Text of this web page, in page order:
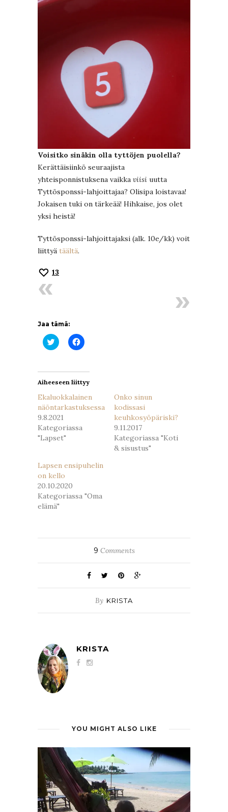
Voisitko sinäkin olla tyttöjen puolella?
Kerättäisiinkö seuraajista
yhteisponnistuksena vaikka viisi uutta
Tyttösponssi-lahjoittajaa? Olisipa loistavaa!
Jokaisen tuki on tärkeää! Hihkaise, jos olet
yksi heistä!
Tyttösponssi-lahjoittajaksi (alk. 10e/kk) voit
liittyä täältä.
13
Jaa tämä:
Jaa
Twitterissä(Avautuu
Jaa
Facebookissa(Avautuu
Aiheeseen liittyy
Ekaluokkalainen
näöntarkastuksessa
9.8.2021
Kategoriassa
"Lapset"
Onko sinun
kodissasi
keuhkosyöpäriski?
9.11.2017
Kategoriassa "Koti
& sisustus"
Lapsen ensipuhelin
on kello
20.10.2020
Kategoriassa "Oma
elämä"
9 Comments
By KRISTA
KRISTA
YOU MIGHT ALSO LIKE